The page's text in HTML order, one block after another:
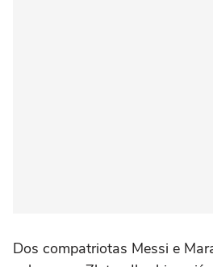
Dos compatriotas Messi e